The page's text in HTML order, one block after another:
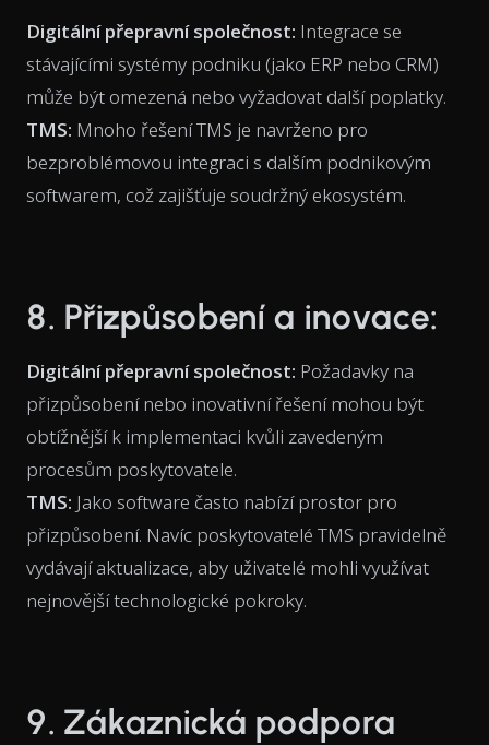
Digitální přepravní společnost: Integrace se
stávajícími systémy podniku (jako ERP nebo CRM)
může být omezená nebo vyžadovat další poplatky.
TMS: Mnoho řešení TMS je navrženo pro
bezproblémovou integraci s dalším podnikovým
softwarem, což zajišťuje soudržný ekosystém.
8. Přizpůsobení a inovace:
Digitální přepravní společnost: Požadavky na
přizpůsobení nebo inovativní řešení mohou být
obtížnější k implementaci kvůli zavedeným
procesům poskytovatele.
TMS: Jako software často nabízí prostor pro
přizpůsobení. Navíc poskytovatelé TMS pravidelně
vydávají aktualizace, aby uživatelé mohli využívat
nejnovější technologické pokroky.
9. Zákaznická podpora